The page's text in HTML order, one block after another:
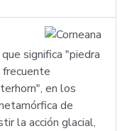
significa "piedra
frecuente
en los
de
la acción glacial,